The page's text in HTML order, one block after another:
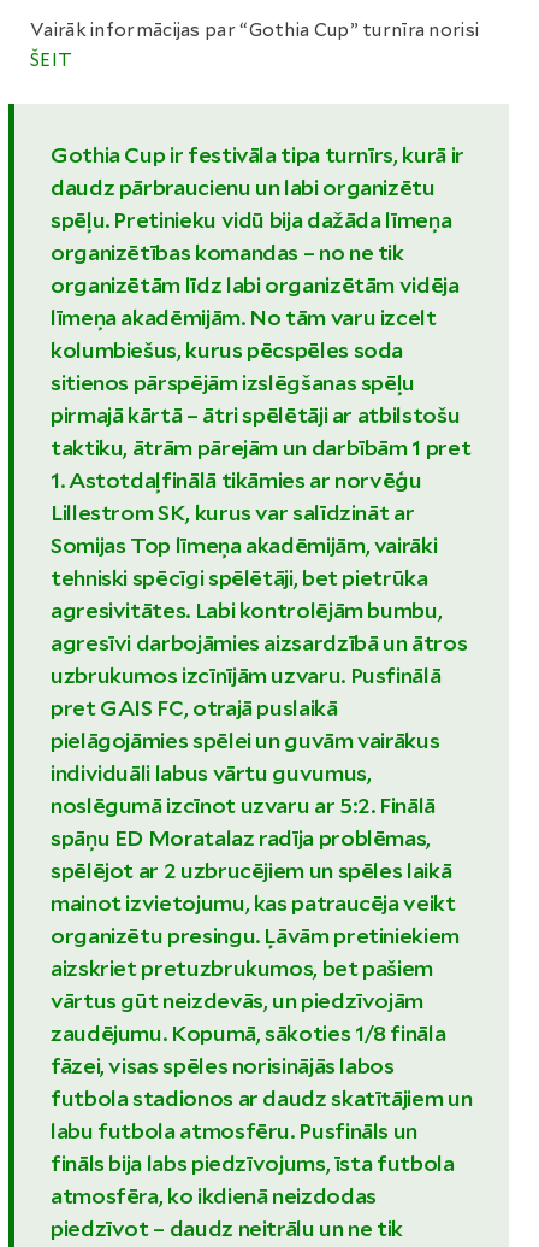
Vairāk informācijas par “Gothia Cup” turnīra norisi
ŠEIT
Gothia Cup ir festivāla tipa turnīrs, kurā ir
daudz pārbraucienu un labi organizētu
spēļu. Pretinieku vidū bija dažāda līmeņa
organizētības komandas – no ne tik
organizētām līdz labi organizētām vidēja
līmeņa akadēmijām. No tām varu izcelt
kolumbiešus, kurus pēcspēles soda
sitienos pārspējām izslēgšanas spēļu
pirmajā kārtā – ātri spēlētāji ar atbilstošu
taktiku, ātrām pārejām un darbībām 1 pret
1. Astotdaļfinālā tikāmies ar norvēģu
Lillestrom SK, kurus var salīdzināt ar
Somijas Top līmeņa akadēmijām, vairāki
tehniski spēcīgi spēlētāji, bet pietrūka
agresivitātes. Labi kontrolējām bumbu,
agresīvi darbojāmies aizsardzībā un ātros
uzbrukumos izcīnījām uzvaru. Pusfinālā
pret GAIS FC, otrajā puslaikā
pielāgojāmies spēlei un guvām vairākus
individuāli labus vārtu guvumus,
noslēgumā izcīnot uzvaru ar 5:2. Finālā
spāņu ED Moratalaz radīja problēmas,
spēlējot ar 2 uzbrucējiem un spēles laikā
mainot izvietojumu, kas patraucēja veikt
organizētu presingu. Ļāvām pretiniekiem
aizskriet pretuzbrukumos, bet pašiem
vārtus gūt neizdevās, un piedzīvojām
zaudējumu. Kopumā, sākoties 1/8 fināla
fāzei, visas spēles norisinājās labos
futbola stadionos ar daudz skatītājiem un
labu futbola atmosfēru. Pusfināls un
fināls bija labs piedzīvojums, īsta futbola
atmosfēra, ko ikdienā neizdodas
piedzīvot – daudz neitrālu un ne tik